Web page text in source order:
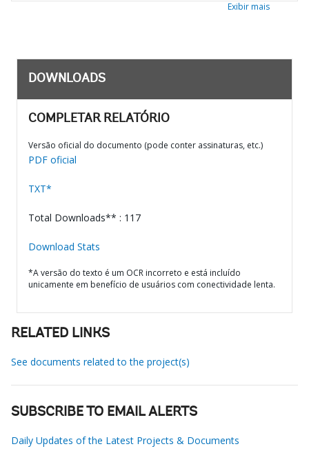
Exibir mais
DOWNLOADS
COMPLETAR RELATÓRIO
Versão oficial do documento (pode conter assinaturas, etc.)
PDF oficial
TXT*
Total Downloads** : 117
Download Stats
*A versão do texto é um OCR incorreto e está incluído
unicamente em benefício de usuários com conectividade lenta.
RELATED LINKS
See documents related to the project(s)
SUBSCRIBE TO EMAIL ALERTS
Daily Updates of the Latest Projects & Documents